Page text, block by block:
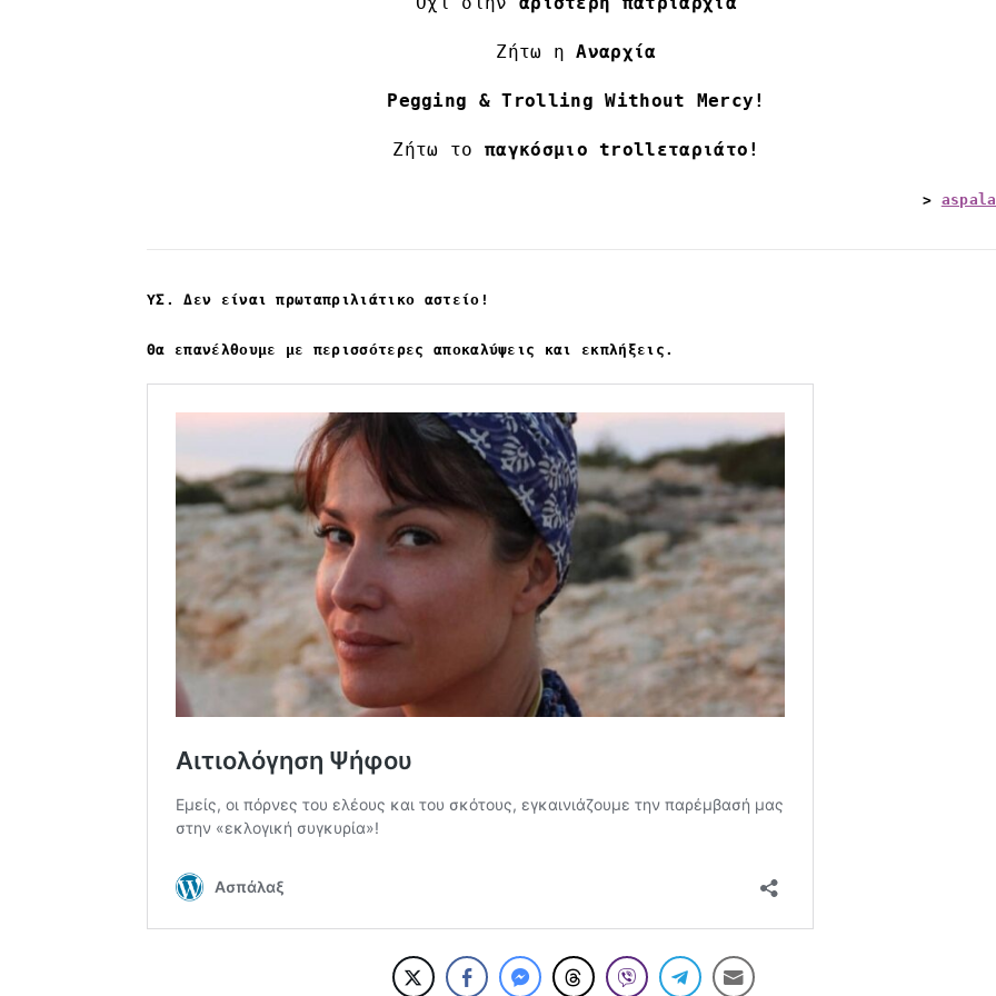
Ζήτω η Αναρχία
Pegging & Trolling Without Mercy!
Ζήτω το παγκόσμιο trollεταριάτο!
>
ΥΣ. Δεν είναι πρωταπριλιάτικο αστείο!
Θα επανέλθουμε με περισσότερες αποκαλύψεις και εκπλήξεις.